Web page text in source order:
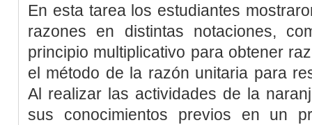
En esta tarea los estudiantes
razones en distintas notaciones,
principio multiplicativo para obtener
el método de la razón unitaria para
Al realizar las actividades de la
sus conocimientos previos en un